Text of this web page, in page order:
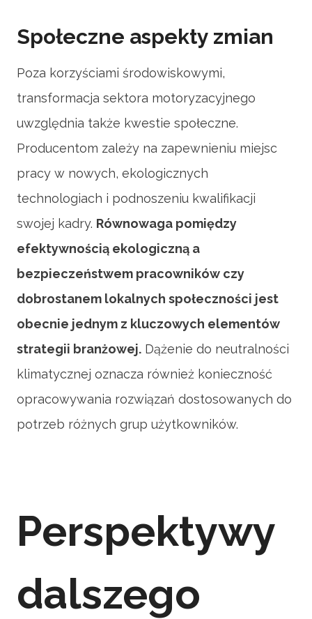
Społeczne aspekty zmian
Poza korzyściami środowiskowymi,
transformacja sektora motoryzacyjnego
uwzględnia także kwestie społeczne.
Producentom zależy na zapewnieniu miejsc
pracy w nowych, ekologicznych
technologiach i podnoszeniu kwalifikacji
swojej kadry. Równowaga pomiędzy
efektywnością ekologiczną a
bezpieczeństwem pracowników czy
dobrostanem lokalnych społeczności jest
obecnie jednym z kluczowych elementów
strategii branżowej. Dążenie do neutralności
klimatycznej oznacza również konieczność
opracowywania rozwiązań dostosowanych do
potrzeb różnych grup użytkowników.
Perspektywy
dalszego